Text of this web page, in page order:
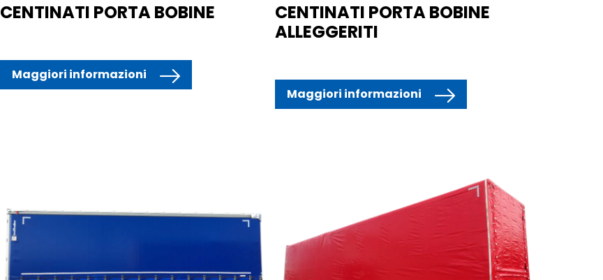
CENTINATI PORTA BOBINE
Maggiori informazioni
CENTINATI PORTA BOBINE
ALLEGGERITI
Maggiori informazioni